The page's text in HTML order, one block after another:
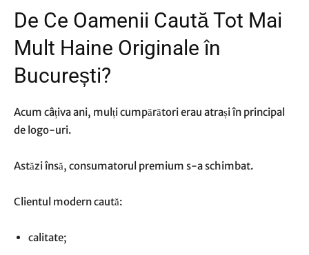
De Ce Oamenii Caută Tot Mai
Mult Haine Originale în
București?
Acum câțiva ani, mulți cumpărători erau atrași în principal
de logo-uri.
Astăzi însă, consumatorul premium s-a schimbat.
Clientul modern caută:
calitate;